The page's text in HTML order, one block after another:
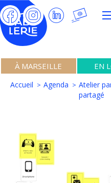
À MARSEILLE EN
Accueil Agenda
Atelier
partagé